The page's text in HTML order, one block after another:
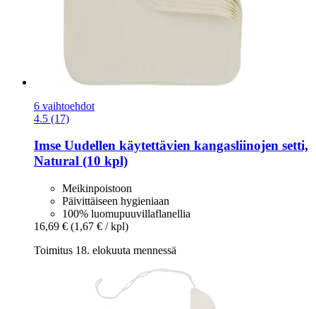
6 vaihtoehdot
4.5 (17)
Imse Uudellen käytettävien kangasliinojen setti,
Natural (10 kpl)
Meikinpoistoon
Päivittäiseen hygieniaan
100% luomupuuvillaflanellia
16,69 € (1,67 € / kpl)
Toimitus 18. elokuuta mennessä